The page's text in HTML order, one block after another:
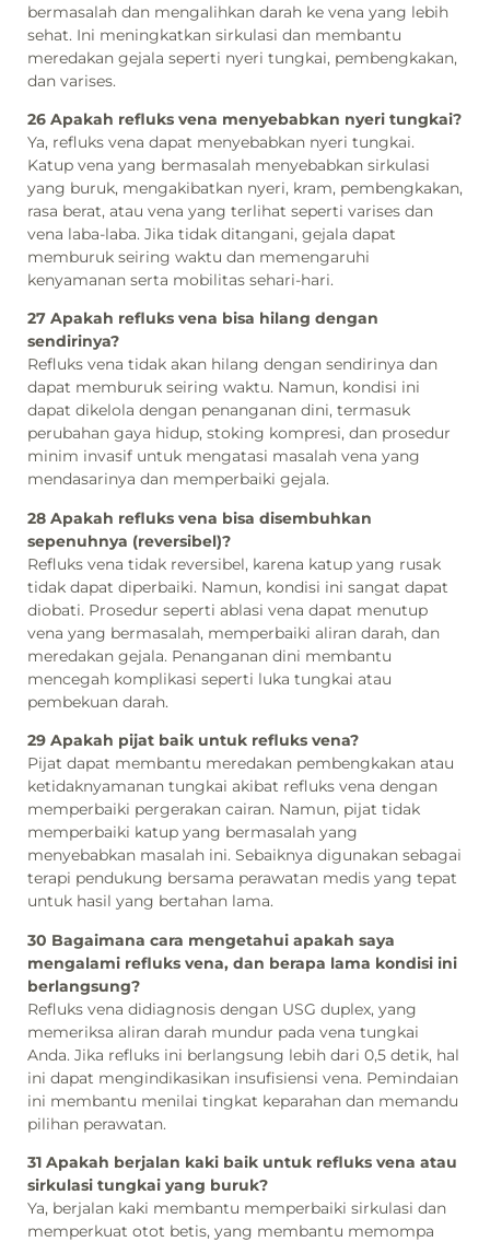
bermasalah dan mengalihkan darah ke vena yang lebih
sehat. Ini meningkatkan sirkulasi dan membantu
meredakan gejala seperti nyeri tungkai, pembengkakan,
dan varises.
26 Apakah refluks vena menyebabkan nyeri tungkai?
Ya, refluks vena dapat menyebabkan nyeri tungkai.
Katup vena yang bermasalah menyebabkan sirkulasi
yang buruk, mengakibatkan nyeri, kram, pembengkakan,
rasa berat, atau vena yang terlihat seperti varises dan
vena laba-laba. Jika tidak ditangani, gejala dapat
memburuk seiring waktu dan memengaruhi
kenyamanan serta mobilitas sehari-hari.
27 Apakah refluks vena bisa hilang dengan
sendirinya?
Refluks vena tidak akan hilang dengan sendirinya dan
dapat memburuk seiring waktu. Namun, kondisi ini
dapat dikelola dengan penanganan dini, termasuk
perubahan gaya hidup, stoking kompresi, dan prosedur
minim invasif untuk mengatasi masalah vena yang
mendasarinya dan memperbaiki gejala.
28 Apakah refluks vena bisa disembuhkan
sepenuhnya (reversibel)?
Refluks vena tidak reversibel, karena katup yang rusak
tidak dapat diperbaiki. Namun, kondisi ini sangat dapat
diobati. Prosedur seperti ablasi vena dapat menutup
vena yang bermasalah, memperbaiki aliran darah, dan
meredakan gejala. Penanganan dini membantu
mencegah komplikasi seperti luka tungkai atau
pembekuan darah.
29 Apakah pijat baik untuk refluks vena?
Pijat dapat membantu meredakan pembengkakan atau
ketidaknyamanan tungkai akibat refluks vena dengan
memperbaiki pergerakan cairan. Namun, pijat tidak
memperbaiki katup yang bermasalah yang
menyebabkan masalah ini. Sebaiknya digunakan sebagai
terapi pendukung bersama perawatan medis yang tepat
untuk hasil yang bertahan lama.
30 Bagaimana cara mengetahui apakah saya
mengalami refluks vena, dan berapa lama kondisi ini
berlangsung?
Refluks vena didiagnosis dengan USG duplex, yang
memeriksa aliran darah mundur pada vena tungkai
Anda. Jika refluks ini berlangsung lebih dari 0,5 detik, hal
ini dapat mengindikasikan insufisiensi vena. Pemindaian
ini membantu menilai tingkat keparahan dan memandu
pilihan perawatan.
31 Apakah berjalan kaki baik untuk refluks vena atau
sirkulasi tungkai yang buruk?
Ya, berjalan kaki membantu memperbaiki sirkulasi dan
memperkuat otot betis, yang membantu memompa